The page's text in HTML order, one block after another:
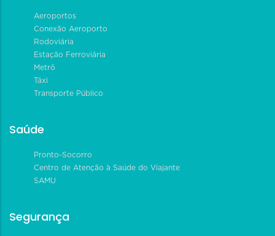
Aeroportos
Conexão Aeroporto
Rodoviária
Estação Ferroviária
Metrô
Táxi
Transporte Público
Saúde
Pronto-Socorro
Centro de Atenção à Saúde do Viajante
SAMU
Segurança